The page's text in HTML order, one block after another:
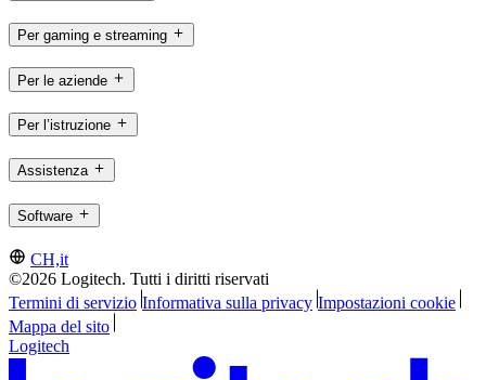
Per gaming e streaming
Per le aziende
Per l’istruzione
Assistenza
Software
CH,it
©2026 Logitech. Tutti i diritti riservati
Termini di servizio Informativa sulla privacy Impostazioni cookie
Mappa del sito
Logitech